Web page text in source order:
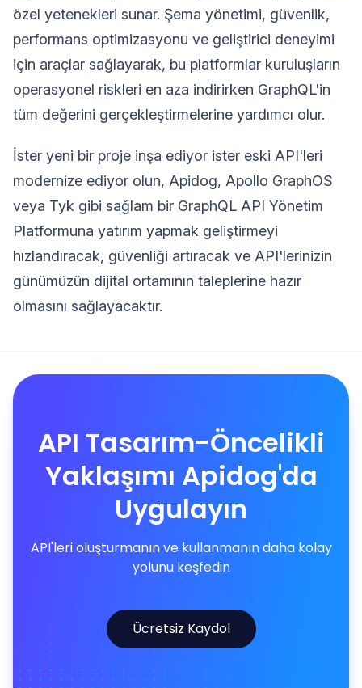
özel yetenekleri sunar. Şema yönetimi, güvenlik,
performans optimizasyonu ve geliştirici deneyimi
için araçlar sağlayarak, bu platformlar kuruluşların
operasyonel riskleri en aza indirirken GraphQL'in
tüm değerini gerçekleştirmelerine yardımcı olur.
İster yeni bir proje inşa ediyor ister eski API'leri
modernize ediyor olun, Apidog, Apollo GraphOS
veya Tyk gibi sağlam bir GraphQL API Yönetim
Platformuna yatırım yapmak geliştirmeyi
hızlandıracak, güvenliği artıracak ve API'lerinizin
günümüzün dijital ortamının taleplerine hazır
olmasını sağlayacaktır.
API Tasarım-Öncelikli
Yaklaşımı Apidog'da
Uygulayın
API'leri oluşturmanın ve kullanmanın daha kolay
yolunu keşfedin
Ücretsiz Kaydol